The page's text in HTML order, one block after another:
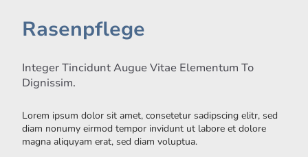
Rasenpflege
Integer Tincidunt Augue Vitae Elementum To
Dignissim.
Lorem ipsum dolor sit amet, consetetur sadipscing elitr, sed
diam nonumy eirmod tempor invidunt ut labore et dolore
magna aliquyam erat, sed diam voluptua.